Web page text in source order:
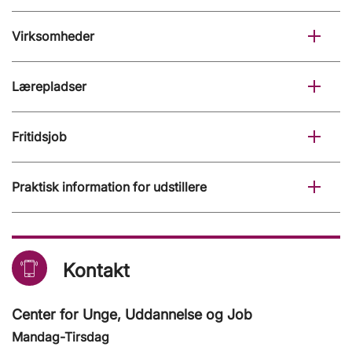
Virksomheder
Lærepladser
Fritidsjob
Praktisk information for udstillere
Kontakt
Center for Unge, Uddannelse og Job
Mandag-Tirsdag